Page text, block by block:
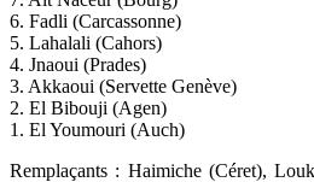
6. Fadli (Carcassonne)
5. Lahalali (Cahors)
4. Jnaoui (Prades)
3. Akkaoui (Servette Genève)
2. El Bibouji (Agen)
1. El Youmouri (Auch)
Remplaçants : Haimiche (Céret),